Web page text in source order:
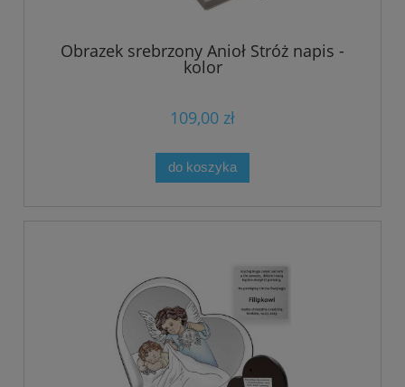
Obrazek srebrzony Anioł Stróż napis -
kolor
109,00 zł
do koszyka